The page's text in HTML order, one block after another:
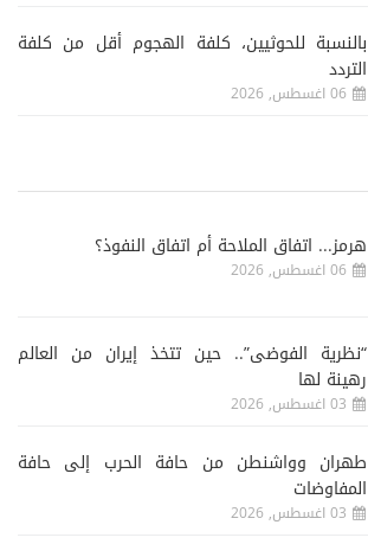
‏بالنسبة للحوثيين، كلفة الهجوم أقل من كلفة
التردد
06 اغسطس, 2026
هرمز... اتفاق الملاحة أم اتفاق النفوذ؟
06 اغسطس, 2026
“نظرية الفوضى”.. حين تتخذ إيران من العالم
رهينة لها
03 اغسطس, 2026
طهران وواشنطن من حافة الحرب إلى حافة
المفاوضات
03 اغسطس, 2026